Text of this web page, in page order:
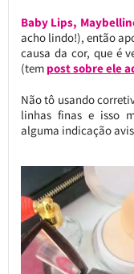
Baby Lips,
acho lindo!), então
causa da cor, que é
(tem post sobre ele
Não tô usando
linhas finas e isso
alguma indicação